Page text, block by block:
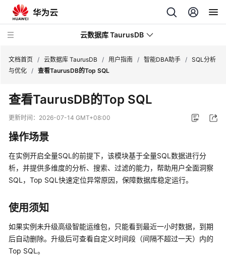
云数据库 TaurusDB
最
动
态
服
务
告
产
品
介
文档首页 / 云数据库 TaurusDB / 用户指南 / 智能DBA助手 / SQL分析
与优化 / 查看TaurusDB的Top SQL
查看TaurusDB的Top SQL
更新时间： 2026-07-14 GMT+08:00
操作场景
在实例开启全量SQL的前提下，该模块基于全量SQL数据进行分
析，并提供多维度的分析、搜索、过滤的能力，帮助用户全面洞察
SQL，Top SQL快速定位异常原因，保障数据库稳定运行。
使用须知
如果实例未升级高级智能运维包，只能看到最近一小时数据，到期
后自动删除。升级后可查看自定义时间段（间隔不超过一天）内的
Top SQL。